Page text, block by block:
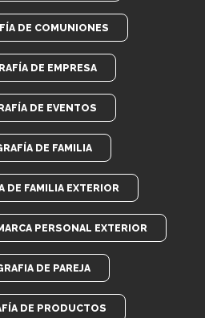
DE COMUNIONES
DE EMPRESA
DE EVENTOS
DE FAMILIA
DE FAMILIA EXTERIOR
PERSONAL EXTERIOR
DE PAREJA
DE PRODUCTOS